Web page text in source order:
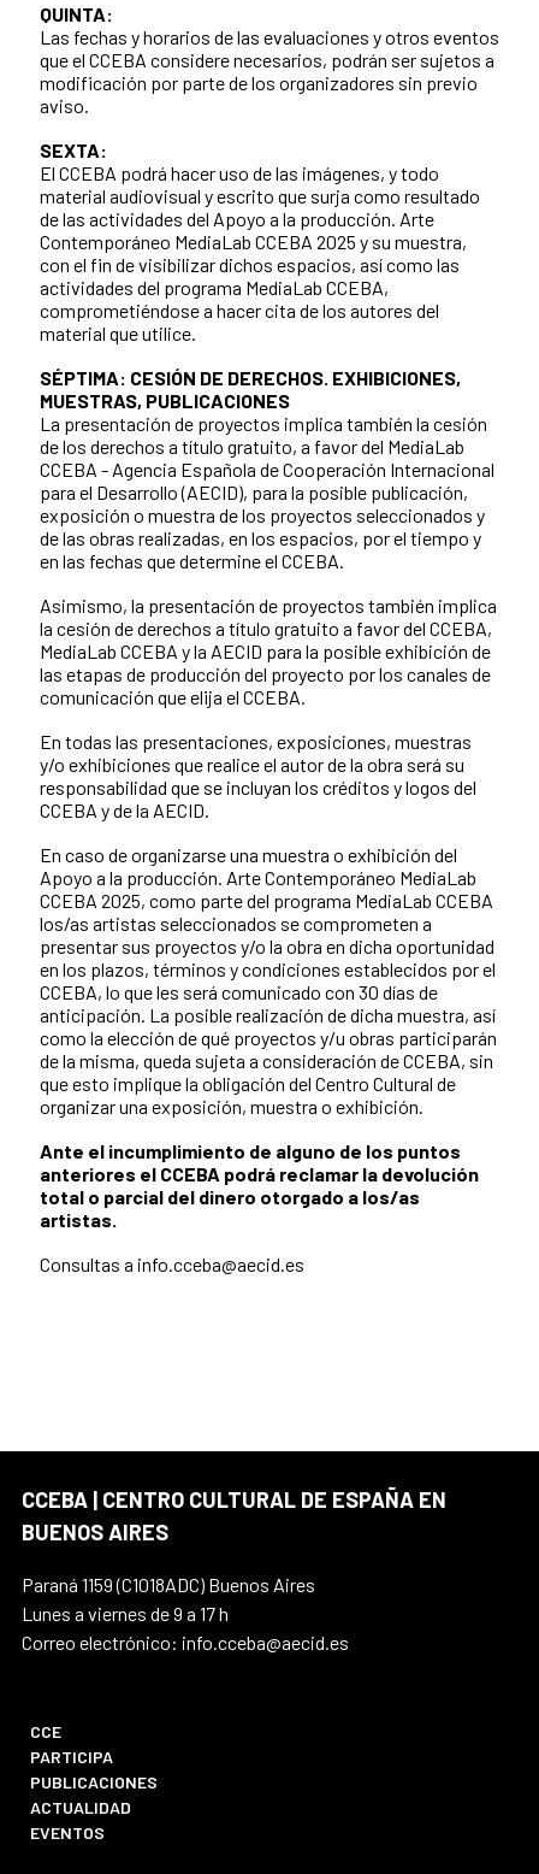
QUINTA:
Las fechas y horarios de las evaluaciones y otros eventos
que el CCEBA considere necesarios, podrán ser sujetos a
modificación por parte de los organizadores sin previo
aviso.
SEXTA:
El CCEBA podrá hacer uso de las imágenes, y todo
material audiovisual y escrito que surja como resultado
de las actividades del Apoyo a la producción. Arte
Contemporáneo MediaLab CCEBA 2025 y su muestra,
con el fin de visibilizar dichos espacios, así como las
actividades del programa MediaLab CCEBA,
comprometiéndose a hacer cita de los autores del
material que utilice.
SÉPTIMA: CESIÓN DE DERECHOS. EXHIBICIONES,
MUESTRAS, PUBLICACIONES
La presentación de proyectos implica también la cesión
de los derechos a título gratuito, a favor del MediaLab
CCEBA - Agencia Española de Cooperación Internacional
para el Desarrollo (AECID), para la posible publicación,
exposición o muestra de los proyectos seleccionados y
de las obras realizadas, en los espacios, por el tiempo y
en las fechas que determine el CCEBA.
Asimismo, la presentación de proyectos también implica
la cesión de derechos a título gratuito a favor del CCEBA,
MediaLab CCEBA y la AECID para la posible exhibición de
las etapas de producción del proyecto por los canales de
comunicación que elija el CCEBA.
En todas las presentaciones, exposiciones, muestras
y/o exhibiciones que realice el autor de la obra será su
responsabilidad que se incluyan los créditos y logos del
CCEBA y de la AECID.
En caso de organizarse una muestra o exhibición del
Apoyo a la producción. Arte Contemporáneo MediaLab
CCEBA 2025, como parte del programa MediaLab CCEBA
los/as artistas seleccionados se comprometen a
presentar sus proyectos y/o la obra en dicha oportunidad
en los plazos, términos y condiciones establecidos por el
CCEBA, lo que les será comunicado con 30 días de
anticipación. La posible realización de dicha muestra, así
como la elección de qué proyectos y/u obras participarán
de la misma, queda sujeta a consideración de CCEBA, sin
que esto implique la obligación del Centro Cultural de
organizar una exposición, muestra o exhibición.
Ante el incumplimiento de alguno de los puntos
anteriores el CCEBA podrá reclamar la devolución
total o parcial del dinero otorgado a los/as
artistas.
Consultas a info.cceba@aecid.es
CCEBA | CENTRO CULTURAL DE ESPAÑA EN
BUENOS AIRES
Paraná 1159 (C1018ADC) Buenos Aires
Lunes a viernes de 9 a 17 h
Correo electrónico: info.cceba@aecid.es
CCE
PARTICIPA
PUBLICACIONES
ACTUALIDAD
EVENTOS